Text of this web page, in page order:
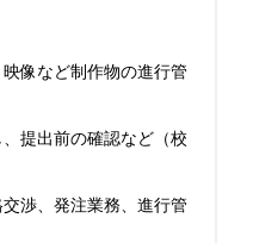
像など制作物の進行管
提出前の確認など（校
渉、発注業務、進行管